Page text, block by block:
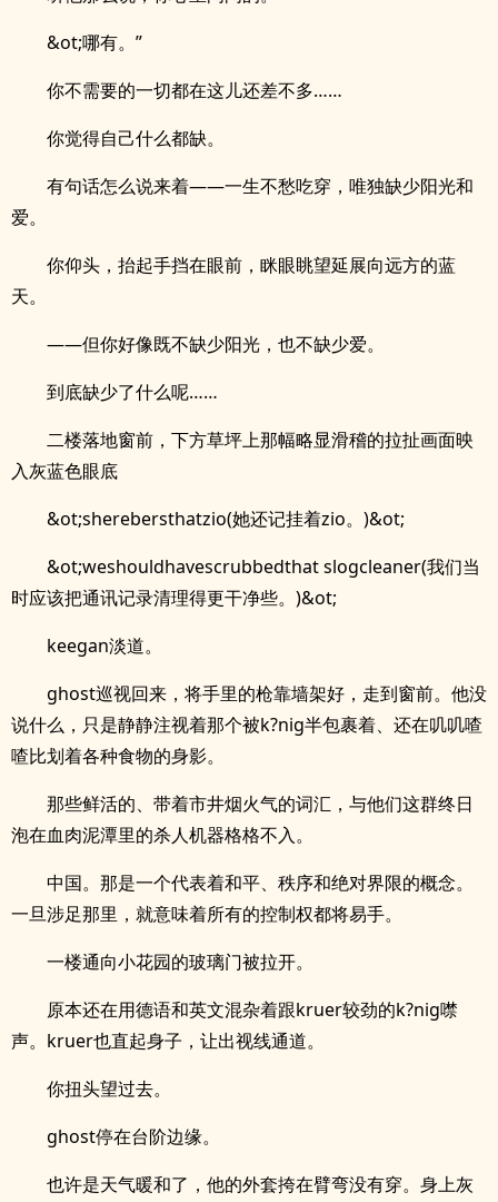
&ot;哪有。”
你不需要的一切都在这儿还差不多……
你觉得自己什么都缺。
有句话怎么说来着——一生不愁吃穿，唯独缺少阳光和
爱。
你仰头，抬起手挡在眼前，眯眼眺望延展向远方的蓝
天。
——但你好像既不缺少阳光，也不缺少爱。
到底缺少了什么呢……
二楼落地窗前，下方草坪上那幅略显滑稽的拉扯画面映
入灰蓝色眼底
&ot;sherebersthatzio(她还记挂着zio。)&ot;
&ot;weshouldhavescrubbedthat slogcleaner(我们当
时应该把通讯记录清理得更干净些。)&ot;
keegan淡道。
ghost巡视回来，将手里的枪靠墙架好，走到窗前。他没
说什么，只是静静注视着那个被k?nig半包裹着、还在叽叽喳
喳比划着各种食物的身影。
那些鲜活的、带着市井烟火气的词汇，与他们这群终日
泡在血肉泥潭里的杀人机器格格不入。
中国。那是一个代表着和平、秩序和绝对界限的概念。
一旦涉足那里，就意味着所有的控制权都将易手。
一楼通向小花园的玻璃门被拉开。
原本还在用德语和英文混杂着跟kruer较劲的k?nig噤
声。kruer也直起身子，让出视线通道。
你扭头望过去。
ghost停在台阶边缘。
也许是天气暖和了，他的外套挎在臂弯没有穿。身上灰